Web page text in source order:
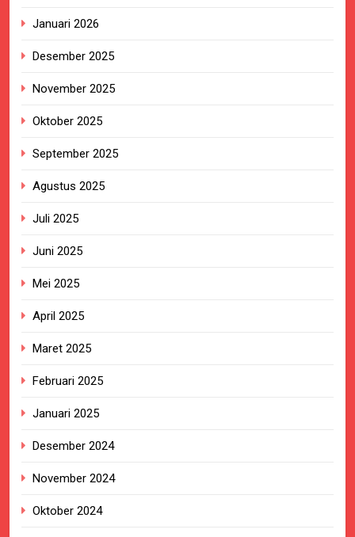
Januari 2026
Desember 2025
November 2025
Oktober 2025
September 2025
Agustus 2025
Juli 2025
Juni 2025
Mei 2025
April 2025
Maret 2025
Februari 2025
Januari 2025
Desember 2024
November 2024
Oktober 2024